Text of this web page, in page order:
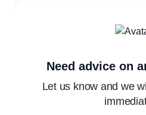
Need advice on
Let us know and we